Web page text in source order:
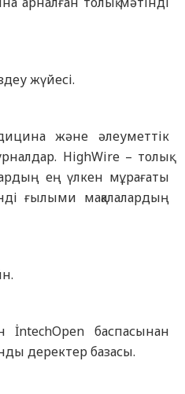
жүйесі.
және әлеуметтік
HighWire – толық
ең үлкен мұрағаты
ғылыми мақалалардың
İntechOpen баспасынан
деректер базасы.